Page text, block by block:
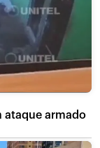
ataque armado